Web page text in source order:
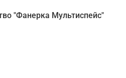
"Фанерка Мультиспейс"